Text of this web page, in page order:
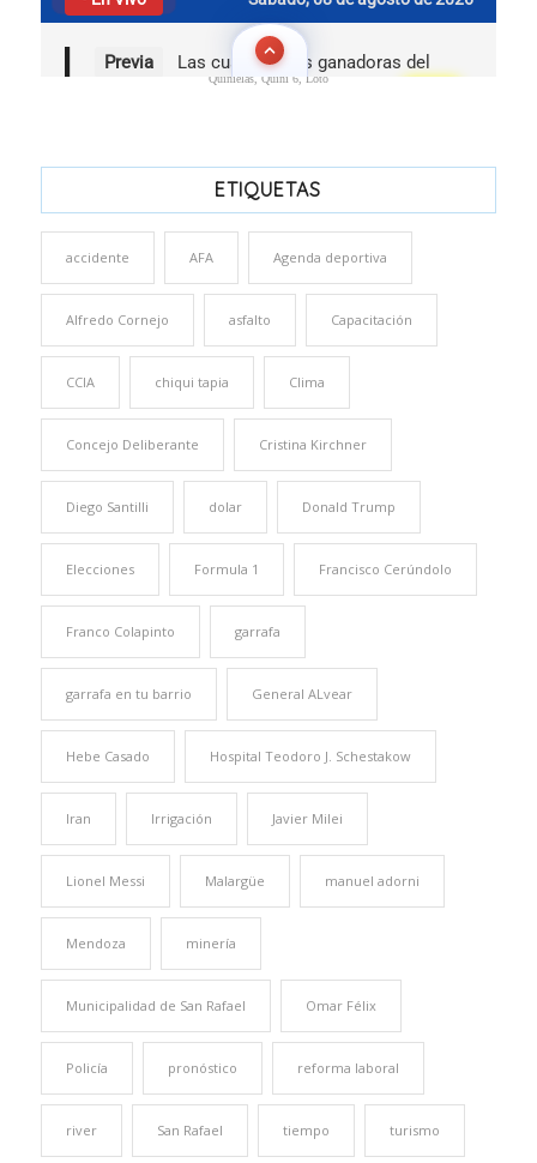
Quinielas, Quini 6, Loto
ETIQUETAS
accidente AFA Agenda deportiva
Alfredo Cornejo asfalto Capacitación
CCIA chiqui tapia Clima
Concejo Deliberante Cristina Kirchner
Diego Santilli dolar Donald Trump
Elecciones Formula 1 Francisco Cerúndolo
Franco Colapinto garrafa
garrafa en tu barrio General ALvear
Hebe Casado Hospital Teodoro J. Schestakow
Iran Irrigación Javier Milei
Lionel Messi Malargüe manuel adorni
Mendoza minería
Municipalidad de San Rafael Omar Félix
Policía pronóstico reforma laboral
river San Rafael tiempo turismo